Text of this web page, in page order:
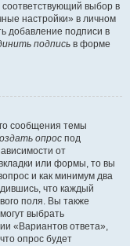
выбор в
настройки» в личном
добавление подписи в
подпись в форме
сообщения темы
опрос под
от
или формы, то вы
и как минимум два
что каждый
поля. Вы также
выбрать
«Вариантов ответа»,
опрос будет